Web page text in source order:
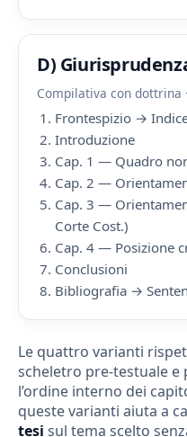
D)
Compilativa con dottrina
Frontespizio →
Introduzione
Cap. 1 — Quadro
Cap. 2 —
Cap. 3 —
Corte Cost.)
Cap. 4 — Posizione
Conclusioni
Bibliografia →
Le quattro varianti
scheletro pre-testuale e
l’ordine interno dei
queste varianti aiuta a
tesi sul tema scelto